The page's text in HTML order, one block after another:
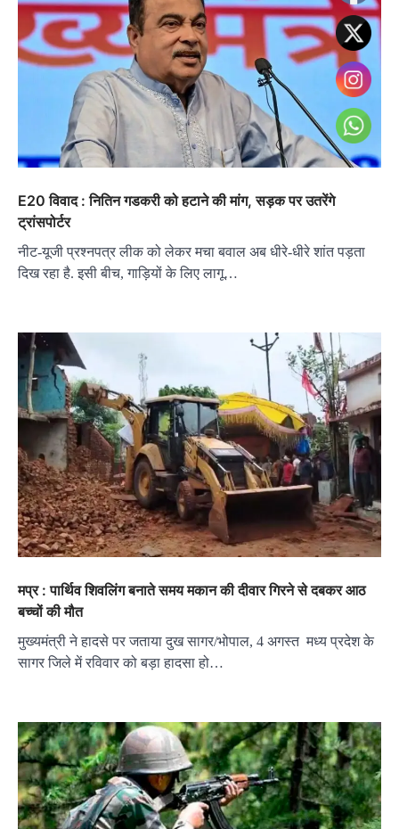
E20 विवाद : नितिन गडकरी को हटाने की मांग, सड़क पर उतरेंगे
ट्रांसपोर्टर
नीट-यूजी प्रश्नपत्र लीक को लेकर मचा बवाल अब धीरे-धीरे शांत पड़ता
दिख रहा है. इसी बीच, गाड़ियों के लिए लागू…
मप्र : पार्थिव शिवलिंग बनाते समय मकान की दीवार गिरने से दबकर आठ
बच्चों की मौत
मुख्यमंत्री ने हादसे पर जताया दुख सागर/भोपाल, 4 अगस्त मध्य प्रदेश के
सागर जिले में रविवार को बड़ा हादसा हो…